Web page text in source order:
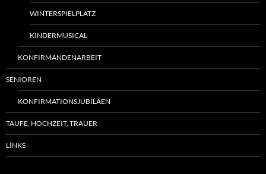
WINTERSPIELPLATZ
KINDERMUSICAL
KONFIRMANDENARBEIT
SENIOREN
KONFIRMATIONSJUBILÄEN
TAUFE, HOCHZEIT, TRAUER
LINKS